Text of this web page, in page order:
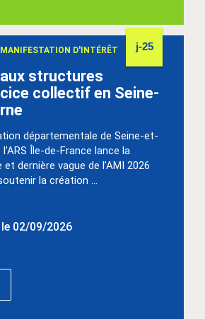
structures
collectif en Seine-
D'INTÉRÊT j-25
départementale de Seine-et-
Île-de-France lance la
dernière vague de l’AMI 2026
la création ...
02/09/2026